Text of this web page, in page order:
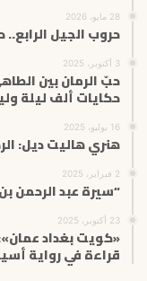
28 مايو، 2026
حروب الجيل
3 أكتوبر، 2025
حبّ الرمان بين
حكايات ألف ليلة
16 يوليو، 2025
هنري هاليت ديل:
2 فبراير، 2025
“سيرة عبد الرحمن
23 أكتوبر، 2025
«كويت بغداد
قراءة في رواية